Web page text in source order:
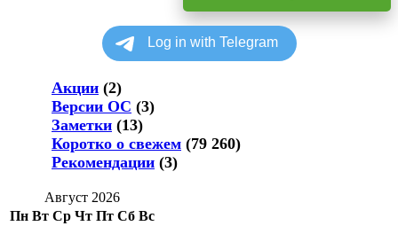
Акции (2)
Версии ОС (3)
Заметки (13)
Коротко о свежем (79 260)
Рекомендации (3)
Август 2026
Пн Вт Ср Чт Пт Сб Вс